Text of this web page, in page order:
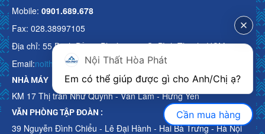
Mobile: 0901.689.678
Fax: 028.38997105
Địa chỉ: 55 Bạch Đằng, Phường 15, Q. Bình Thạnh, HCM
Email:noithathoaphattot@gmail.com
NHÀ MÁY
KM 17 Thị trấn Như Quỳnh - Văn Lâm - Hưng Yên
VĂN PHÒNG TẬP ĐOÀN :
39 Nguyễn Đình Chiểu - Lê Đại Hành - Hai Bà Trưng - Hà Nội
Nội Thất Hòa Phát
Cần mua hàng